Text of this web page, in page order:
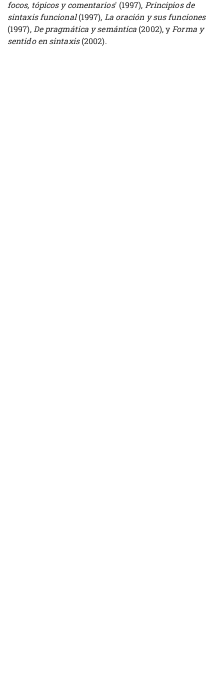
focos, tópicos y comentarios' (1997), Principios de
sintaxis funcional(1997), La oración y sus funciones
(1997), De pragmática y semántica (2002), y Forma y
sentido en sintaxis(2002).